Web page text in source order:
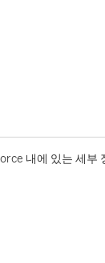
내에 있는 세부